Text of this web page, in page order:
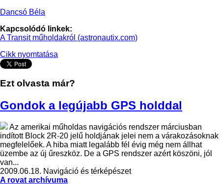
Dancsó Béla
Kapcsolódó linkek:
A Transit műholdakról (astronautix.com)
Cikk nyomtatása
Ezt olvasta már?
Gondok a legújabb GPS holddal
Az amerikai műholdas navigációs rendszer márciusban
indított Block 2R-20 jelű holdjának jelei nem a várakozásoknak
megfelelőek. A hiba miatt legalább fél évig még nem állhat
üzembe az új űreszköz. De a GPS rendszer azért köszöni, jól
van...
2009.06.18. Navigáció és térképészet
A rovat archívuma